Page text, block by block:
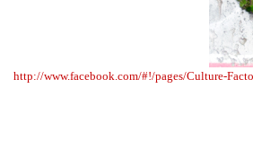
http://www.facebook.com/#!/pages/Culture-